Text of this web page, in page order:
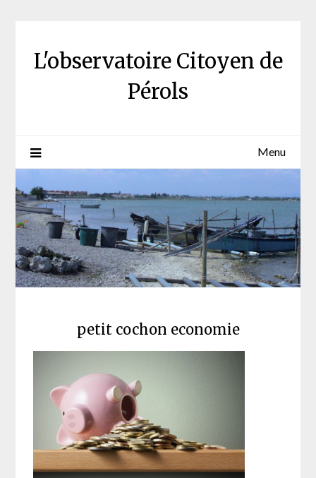
L'observatoire Citoyen de
Pérols
Menu
petit cochon economie